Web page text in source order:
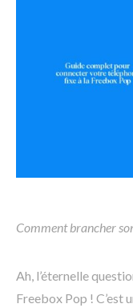
Comment brancher
Ah, l’éternelle
Freebox Pop ! C’est